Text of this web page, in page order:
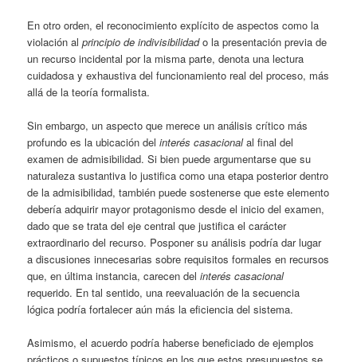
En otro orden, el reconocimiento explícito de aspectos como la
violación alprincipio de indivisibilidado la presentación previa de
un recurso incidental por la misma parte, denota una lectura
cuidadosa y exhaustiva del funcionamiento real del proceso, más
allá de la teoría formalista.
Sin embargo, un aspecto que merece un análisis crítico más
profundo es la ubicación delinterés casacionalal final del
examen de admisibilidad. Si bien puede argumentarse que su
naturaleza sustantiva lo justifica como una etapa posterior dentro
de la admisibilidad, también puede sostenerse que este elemento
debería adquirir mayor protagonismo desde el inicio del examen,
dado que se trata del eje central que justifica el carácter
extraordinario del recurso. Posponer su análisis podría dar lugar
a discusiones innecesarias sobre requisitos formales en recursos
que, en última instancia, carecen delinterés casacional
requerido. En tal sentido, una reevaluación de la secuencia
lógica podría fortalecer aún más la eficiencia del sistema.
Asimismo, el acuerdo podría haberse beneficiado de ejemplos